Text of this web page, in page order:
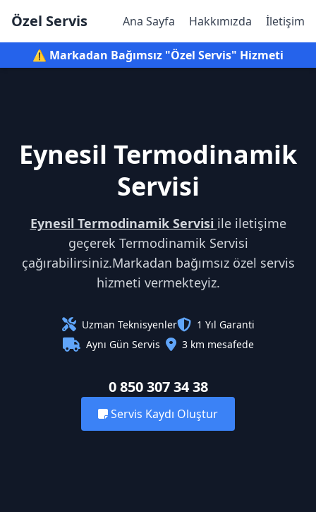
Özel Servis Ana Sayfa Hakkımızda İletişim
⚠️ Markadan Bağımsız "Özel Servis" Hizmeti
Eynesil Termodinamik
Servisi
Eynesil Termodinamik Servisi ile iletişime
geçerek Termodinamik Servisi
çağırabilirsiniz.Markadan bağımsız özel servis
hizmeti vermekteyiz.
Uzman Teknisyenler
1 Yıl Garanti
Aynı Gün Servis
3 km mesafede
0 850 307 34 38
Servis Kaydı Oluştur